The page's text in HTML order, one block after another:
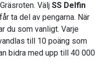
Välj SS Delfin
ta del av pengarna. När
du som vanligt. Varje
till 10 poäng som
bidra med upp till 40 000